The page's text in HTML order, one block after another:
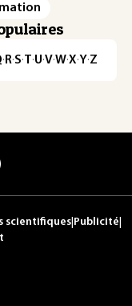
· R·S·T·U·V·W·X·Y·Z
scientifiques Publicité